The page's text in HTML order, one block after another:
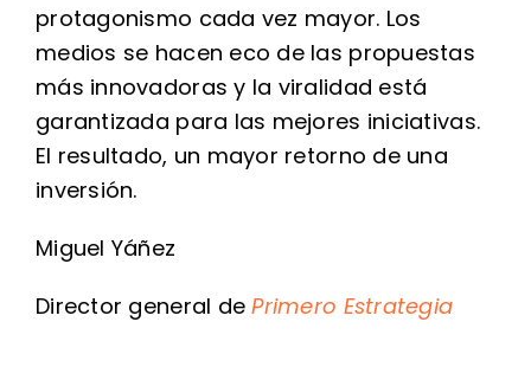
protagonismo cada vez mayor. Los
medios se hacen eco de las propuestas
más innovadoras y la viralidad está
garantizada para las mejores iniciativas.
El resultado, un mayor retorno de una
inversión.
Miguel Yáñez
Director general dePrimero Estrategia